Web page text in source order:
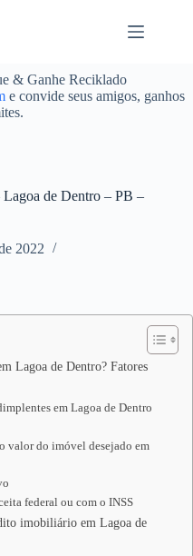
& Ganhe Reciklado
e convide seus amigos, ganhos
de Dentro – PB –
2022
Lagoa de Dentro? Fatores
em Lagoa de Dentro
valor do imóvel desejado em
federal ou com o INSS
imobiliário em Lagoa de